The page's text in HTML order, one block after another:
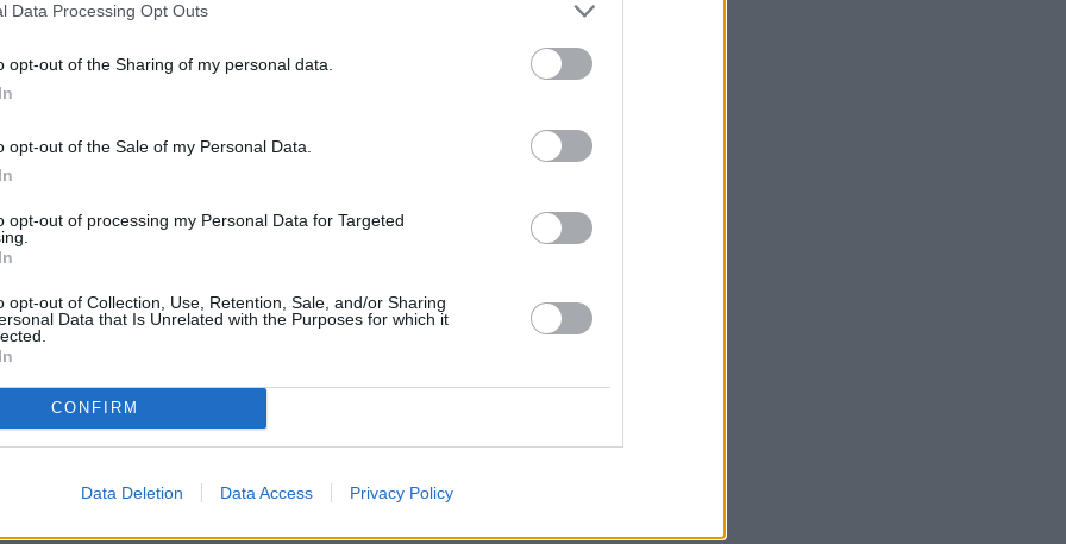
Data Processing Opt Outs
opt-out of the Sharing of my personal data.
opt-out of the Sale of my Personal Data.
opt-out of processing my Personal Data for Targeted
opt-out of Collection, Use, Retention, Sale, and/or Sharing
Data that Is Unrelated with the Purposes for which it
CONFIRM
Data Deletion Data Access Privacy Policy
δόσεις και
απλήρωτες - ληξιπρόθεσμες και μη - οφειλές
ΕΝΦΙΑ
να ρυθμιστούν τα έκτακτα χρέη, από φόρους